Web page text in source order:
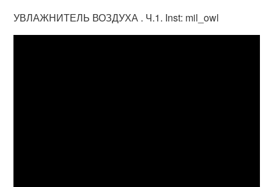
УВЛАЖНИТЕЛЬ ВОЗДУХА . Ч.1. Inst: mil_owl